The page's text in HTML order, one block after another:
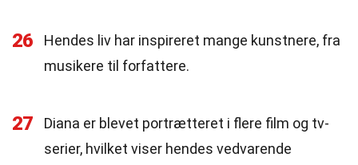
26
Hendes liv har inspireret mange kunstnere, fra
musikere til forfattere.
27
Diana er blevet portrætteret i flere film og tv-
serier, hvilket viser hendes vedvarende